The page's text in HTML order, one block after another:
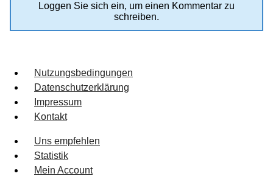
Loggen Sie sich ein, um einen Kommentar zu
schreiben.
Nutzungsbedingungen
Datenschutzerklärung
Impressum
Kontakt
Uns empfehlen
Statistik
Mein Account